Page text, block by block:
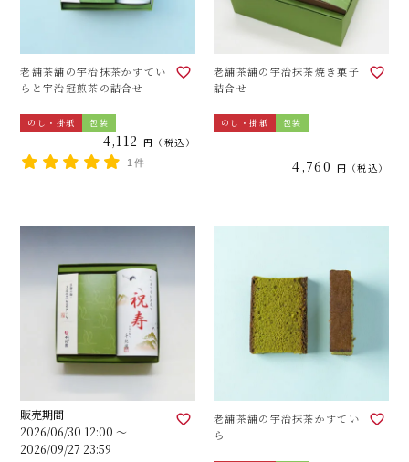
老舗茶舗の宇治抹茶かすてい
らと宇治冠煎茶の詰合せ
のし・掛紙 包装
4,112 税込
1件
老舗茶舗の宇治抹茶焼き菓子
詰合せ
のし・掛紙 包装
4,760 税込
販売期間
2026/06/30 12:00〜
2026/09/27 23:59
老舗茶舗の宇治抹茶かすてい
ら